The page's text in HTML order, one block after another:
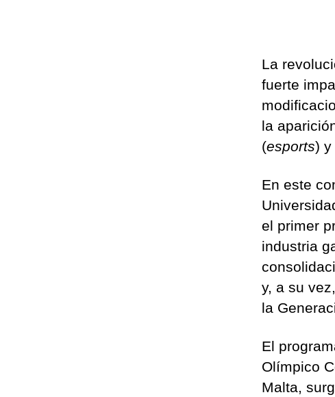
La
fuerte
la
(esports) y
En este
el primer
industria
y, a su
la
El
Olímpico
Malta,